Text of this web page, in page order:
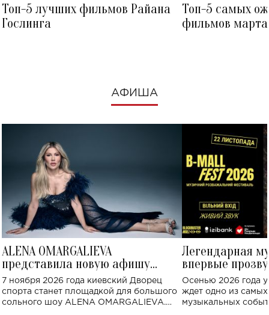
Топ-5 лучших фильмов Райана
Гослинга
Топ-5 самых
фильмов
АФИША
ALENA OMARGALIEVA
представила новую афишу
большого концерта во Дворце
спорта
7 ноября 2026 года киевский Дворец
спорта станет площадкой для большого
сольного шоу ALENA OMARGALIEVA.
Легендарная
впервые
Украине: где
Осенью 2026 года
ждет одно из
музыкальных